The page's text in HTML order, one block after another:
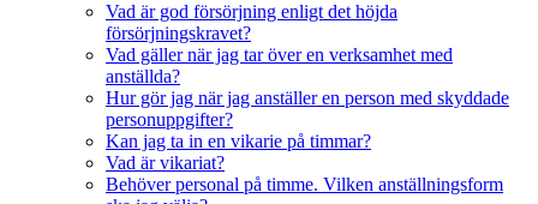
Vad är god försörjning enligt det höjda
försörjningskravet?
Vad gäller när jag tar över en verksamhet med
anställda?
Hur gör jag när jag anställer en person med skyddade
personuppgifter?
Kan jag ta in en vikarie på timmar?
Vad är vikariat?
Behöver personal på timme. Vilken anställningsform